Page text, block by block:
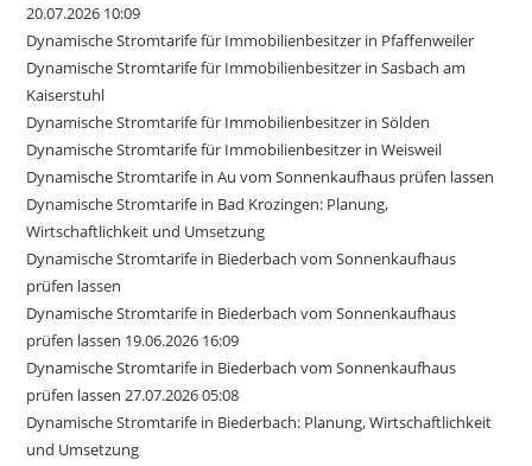
20.07.2026 10:09
Dynamische Stromtarife für Immobilienbesitzer in Pfaffenweiler
Dynamische Stromtarife für Immobilienbesitzer in Sasbach am
Kaiserstuhl
Dynamische Stromtarife für Immobilienbesitzer in Sölden
Dynamische Stromtarife für Immobilienbesitzer in Weisweil
Dynamische Stromtarife in Au vom Sonnenkaufhaus prüfen lassen
Dynamische Stromtarife in Bad Krozingen: Planung,
Wirtschaftlichkeit und Umsetzung
Dynamische Stromtarife in Biederbach vom Sonnenkaufhaus
prüfen lassen
Dynamische Stromtarife in Biederbach vom Sonnenkaufhaus
prüfen lassen 19.06.2026 16:09
Dynamische Stromtarife in Biederbach vom Sonnenkaufhaus
prüfen lassen 27.07.2026 05:08
Dynamische Stromtarife in Biederbach: Planung, Wirtschaftlichkeit
und Umsetzung